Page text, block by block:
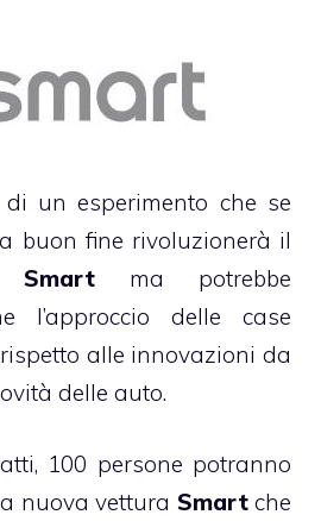
un esperimento che se
buon fine rivoluzionerà il
Smartma potrebbe
l’approccio delle case
alle innovazioni da
delle auto.
100 persone potranno
nuova vettura Smartche